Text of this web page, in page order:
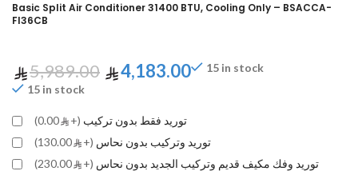
Basic Split Air Conditioner 31400 BTU, Cooling Only – BSACCA-
FI36CB
5,989.00 4,183.00
15 in stock
15 in stock
توريد فقط بدون تركيب (+
0.00)
توريد وتركيب بدون نحاس (+
130.00)
توريد وفك مكيف قديم وتركيب الجديد بدون نحاس (+
230.00)